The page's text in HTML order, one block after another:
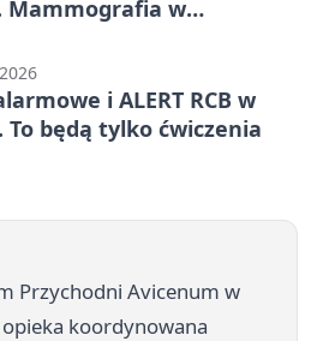
Mammografia w
i ALERT RCB w
To będą tylko ćwiczenia
Przychodni Avicenum w
koordynowana